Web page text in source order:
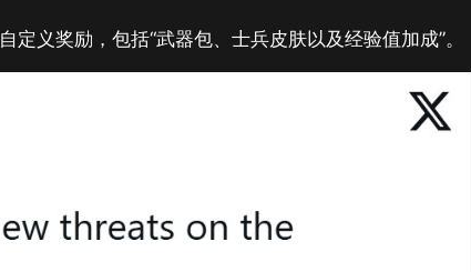
义奖励，包括“武器包、士兵皮肤以及经验值加成”。